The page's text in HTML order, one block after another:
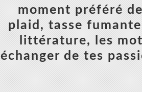
moment préféré
plaid, tasse
littérature, les
échanger de tes